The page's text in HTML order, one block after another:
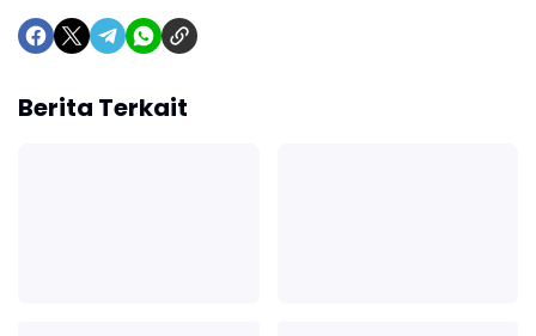
Berita Terkait